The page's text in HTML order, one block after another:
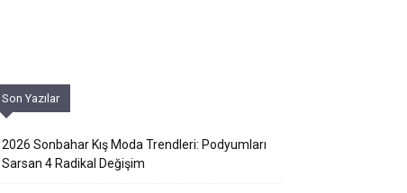
Son Yazılar
2026 Sonbahar Kış Moda Trendleri: Podyumları
Sarsan 4 Radikal Değişim